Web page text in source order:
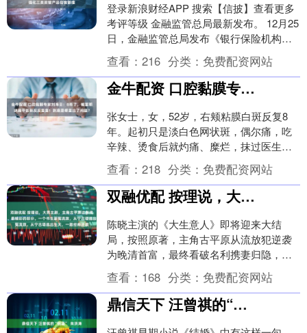
登录新浪财经APP 搜索【信披】查看更多
考评等级 金融监管总局最新发布。 12月25
日，金融监管总局发布《银行保险机构资
产管理产品信息披露管理办法》（以下简
称《....
查看： 216 分类： 免费配资网站
金牛配资 口腔黏膜专家刘海云：8年了，嘴里那块扁平苔藓反反复复！到底是哪里出了问题？
张女士，女，52岁，右颊粘膜白斑反复8
年。起初只是淡白色网状斑，偶尔痛，吃
辛辣、烫食后就灼痛、糜烂，抹过医生给
的激素软膏能缓解，但停药又复发。最近
半年觉得更干燥....
查看： 218 分类： 免费配资网站
双融优配 按理说，大男主剧，主角古平原这条线，应该是全剧最重头、最精彩的部分。一个书生蒙冤流放，从宁古塔逃出生天，一路经商逆袭
陈晓主演的《大生意人》即将迎来大结
局，按照原著，主角古平原从流放犯逆袭
为晚清首富，最终看破名利携妻归隐，算
是圆满。然而，比起这条正派胜利的主
线，更让观众揪心热议....
查看： 168 分类： 免费配资网站
鼎信天下 汪曾祺的“钢蓝” 朱洪涛